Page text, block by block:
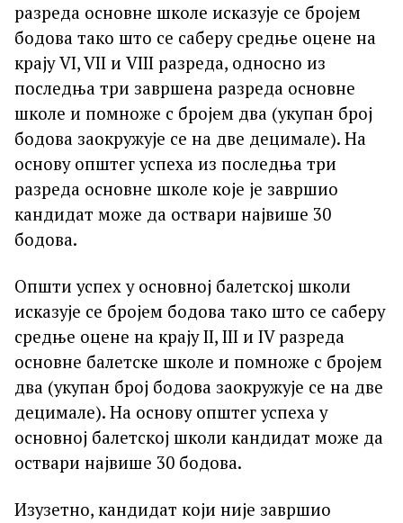
разреда основне школе исказује се бројем
бодова тако што се саберу средње оцене на
крају VI, VII и VIII разреда, односно из
последња три завршена разреда основне
школе и помноже с бројем два (укупан број
бодова заокружује се на две децимале). На
основу општег успеха из последња три
разреда основне школе које је завршио
кандидат може да оствари највише 30
бодова.
Општи успех у основној балетској школи
исказује се бројем бодова тако што се саберу
средње оцене на крају II, III и IV разреда
основне балетске школе и помноже с бројем
два (укупан број бодова заокружује се на две
децимале). На основу општег успеха у
основној балетској школи кандидат може да
оствари највише 30 бодова.
Изузетно, кандидат који није завршио